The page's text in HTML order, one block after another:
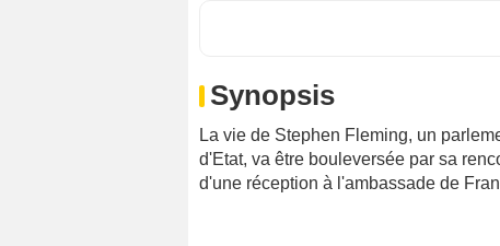
Synopsis
La vie de Stephen Fleming, un
d'Etat, va être bouleversée par sa
d'une réception à l'ambassade de